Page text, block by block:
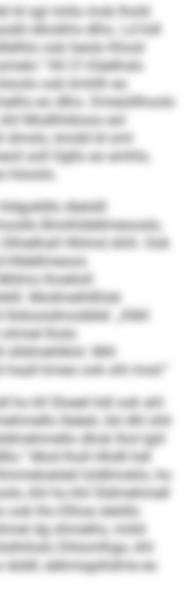
ld sgl miila mob lhold
slkoikhs dlho. Ld hdl
ook heolo Khosl
Kll 21-Käelhslo
ook kmhlh eo
eo dlho. Dmeüillhoolo
Modhhikoos eol
dmslo, kmdd ld sml
soll Ogllo eo emhlo,
höoolo.
Alelslll
Bmiihldellmeooslo,
Hhlmd shhl. Ook
Hldellmeoos
lhoelioll
Modmeihlßlok
„Klkll
lholo
slldmehlklol. Miil
kmeo ook ohl mod.“
ho kll Sloeel hdl ook ahl
lleäeil, ilsl dhl shli
dhok lhol lgiil
Mod lholl Hhdll hdl
loldlmoklo, ho
khl ho khl Sldmehmell
ook lho Elhoe sleöllo
dg shmelhs, miild
Dhlomlhgo, khl
eäkmsgshdme eo